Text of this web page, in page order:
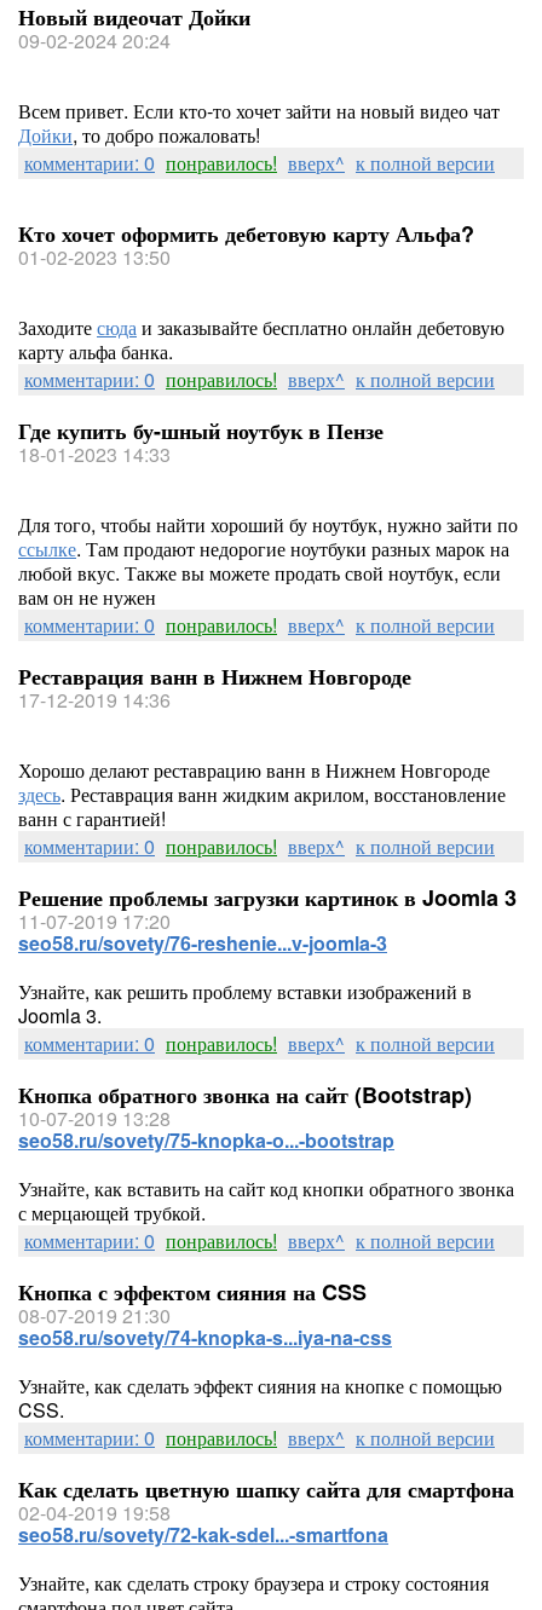
Новый видеочат Дойки
09-02-2024 20:24
Всем привет. Если кто-то хочет зайти на новый видео чат
Дойки, то добро пожаловать!
комментарии: 0 понравилось! вверх^ к полной версии
Кто хочет оформить дебетовую карту Альфа?
01-02-2023 13:50
Заходитесюдаи заказывайте бесплатно онлайн дебетовую
карту альфа банка.
комментарии: 0 понравилось! вверх^ к полной версии
Где купить бу-шный ноутбук в Пензе
18-01-2023 14:33
Для того, чтобы найти хороший бу ноутбук, нужно зайти по
ссылке. Там продают недорогие ноутбуки разных марок на
любой вкус. Также вы можете продать свой ноутбук, если
вам он не нужен
комментарии: 0 понравилось! вверх^ к полной версии
Реставрация ванн в Нижнем Новгороде
17-12-2019 14:36
Хорошо делают реставрацию ванн в Нижнем Новгороде
здесь. Реставрация ванн жидким акрилом, восстановление
ванн с гарантией!
комментарии: 0 понравилось! вверх^ к полной версии
Решение проблемы загрузки картинок в Joomla 3
11-07-2019 17:20
seo58.ru/sovety/76-reshenie...v-joomla-3
Узнайте, как решить проблему вставки изображений в
Joomla 3.
комментарии: 0 понравилось! вверх^ к полной версии
Кнопка обратного звонка на сайт (Bootstrap)
10-07-2019 13:28
seo58.ru/sovety/75-knopka-o...-bootstrap
Узнайте, как вставить на сайт код кнопки обратного звонка
с мерцающей трубкой.
комментарии: 0 понравилось! вверх^ к полной версии
Кнопка с эффектом сияния на CSS
08-07-2019 21:30
seo58.ru/sovety/74-knopka-s...iya-na-css
Узнайте, как сделать эффект сияния на кнопке с помощью
CSS.
комментарии: 0 понравилось! вверх^ к полной версии
Как сделать цветную шапку сайта для смартфона
02-04-2019 19:58
seo58.ru/sovety/72-kak-sdel...-smartfona
Узнайте, как сделать строку браузера и строку состояния